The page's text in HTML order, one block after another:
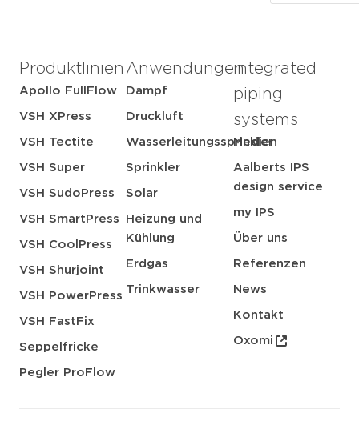
Produktlinien
Apollo FullFlow
VSH XPress
VSH Tectite
VSH Super
VSH SudoPress
VSH SmartPress
VSH CoolPress
VSH Shurjoint
VSH PowerPress
VSH FastFix
Seppelfricke
Pegler ProFlow
Anwendungen
Dampf
Druckluft
Wasserleitungssprinkler
Sprinkler
Solar
Heizung und
Kühlung
Erdgas
Trinkwasser
integrated
piping
systems
Medien
Aalberts IPS
design service
my IPS
Über uns
Referenzen
News
Kontakt
Oxomi